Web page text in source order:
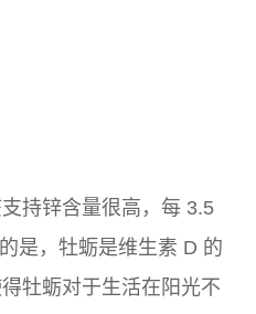
持锌含量很高，每 3.5
是，牡蛎是维生素 D 的
牡蛎对于生活在阳光不